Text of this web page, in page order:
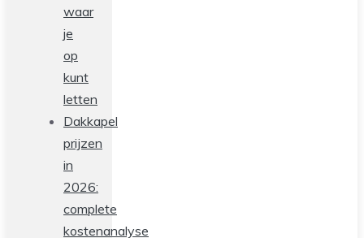
waar
je
op
kunt
letten
Dakkapel
prijzen
in
2026:
complete
kostenanalyse